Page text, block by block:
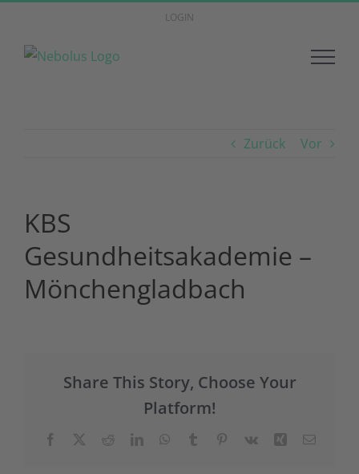
springen
LOGIN
Zurück Vor
KBS
Gesundheitsakademie –
Mönchengladbach
Share This Story, Choose Your
Platform!
Facebook RedditLinkedInWhatsApp
Tumblr Pinterest
Vk Xing E-